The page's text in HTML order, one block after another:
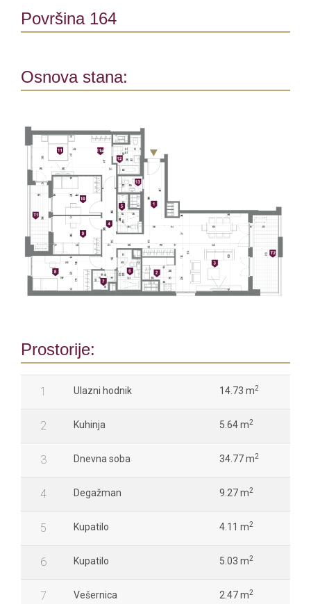
Površina 164
Osnova stana:
Prostorije:
1 Ulazni hodnik 14.73 m2
2 Kuhinja 5.64 m2
3 Dnevna soba 34.77 m2
4 Degažman 9.27 m2
5 Kupatilo 4.11 m2
6 Kupatilo 5.03 m2
7 Vešernica 2.47 m2